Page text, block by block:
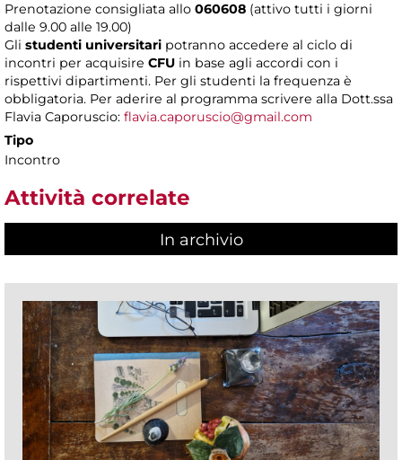
Prenotazione consigliata allo 060608 (attivo tutti i giorni
dalle 9.00 alle 19.00)
Gli studenti universitari potranno accedere al ciclo di
incontri per acquisire CFU in base agli accordi con i
rispettivi dipartimenti. Per gli studenti la frequenza è
obbligatoria. Per aderire al programma scrivere alla Dott.ssa
Flavia Caporuscio: flavia.caporuscio@gmail.com
Tipo
Incontro
Attività correlate
In archivio